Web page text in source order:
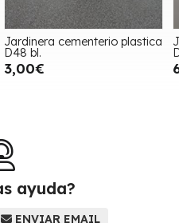
Jardinera cementerio plastica
D48 bl.
3,00€
ayuda?
ENVIAR EMAIL